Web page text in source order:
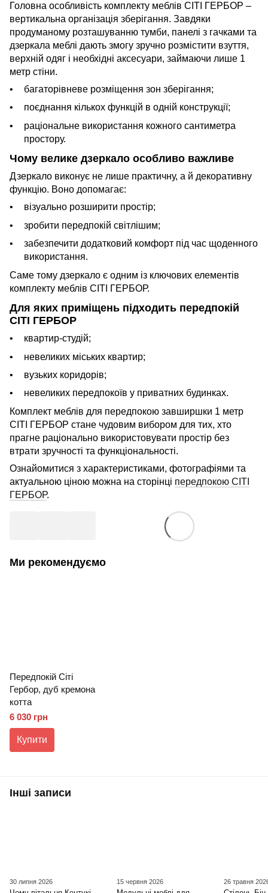
Головна особливість комплекту меблів СІТІ ГЕРБОР –
вертикальна організація зберігання. Завдяки
продуманому розташуванню тумби, панелі з гачками та
дзеркала меблі дають змогу зручно розмістити взуття,
верхній одяг і необхідні аксесуари, займаючи лише 1
метр стіни.
багаторівневе розміщення зон зберігання;
поєднання кількох функцій в одній конструкції;
раціональне використання кожного сантиметра
простору.
Чому велике дзеркало особливо важливе
Дзеркало виконує не лише практичну, а й декоративну
функцію. Воно допомагає:
візуально розширити простір;
зробити передпокій світлішим;
забезпечити додатковий комфорт під час щоденного
використання.
Саме тому дзеркало є одним із ключових елементів
комплекту меблів СІТІ ГЕРБОР.
Для яких приміщень підходить передпокій
СІТІ ГЕРБОР
квартир-студій;
невеликих міських квартир;
вузьких коридорів;
невеликих передпокоїв у приватних будинках.
Комплект меблів для передпокою завширшки 1 метр
СІТІ ГЕРБОР стане чудовим вибором для тих, хто
прагне раціонально використовувати простір без
втрати зручності та функціональності.
Ознайомитися з характеристиками, фотографіями та
актуальною ціною можна на сторінці передпокою СІТІ
ГЕРБОР.
Ми рекомендуємо
Передпокій Сіті
Гербор, дуб кремона
котта
6 030 грн
Купити
Інші записи
30 липня 2026 15 червня 2026 26 травня